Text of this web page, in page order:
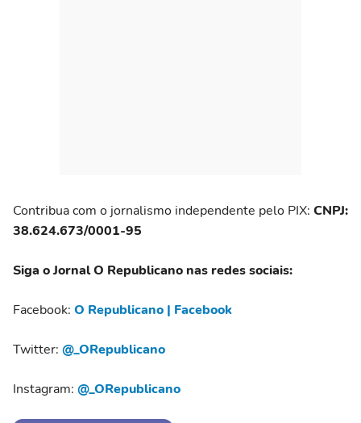
Contribua com o jornalismo independente pelo PIX: CNPJ:
38.624.673/0001-95
Siga o Jornal O Republicano nas redes sociais:
Facebook: O Republicano | Facebook
Twitter: @_ORepublicano
Instagram: @_ORepublicano